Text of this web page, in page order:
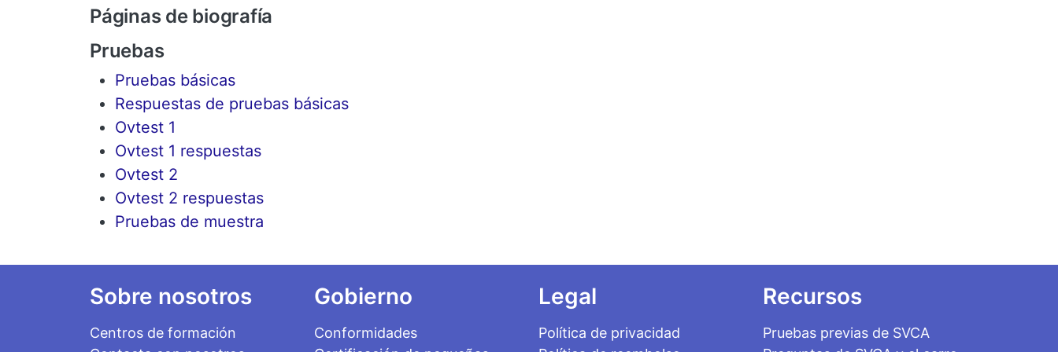
Páginas de biografía
Pruebas
Pruebas básicas
Respuestas de pruebas básicas
Ovtest 1
Ovtest 1 respuestas
Ovtest 2
Ovtest 2 respuestas
Pruebas de muestra
Footer
Sobre nosotros
Centros de formación
Gobierno
Conformidades
Legal
Política de privacidad
Recursos
Pruebas previas de SVCA